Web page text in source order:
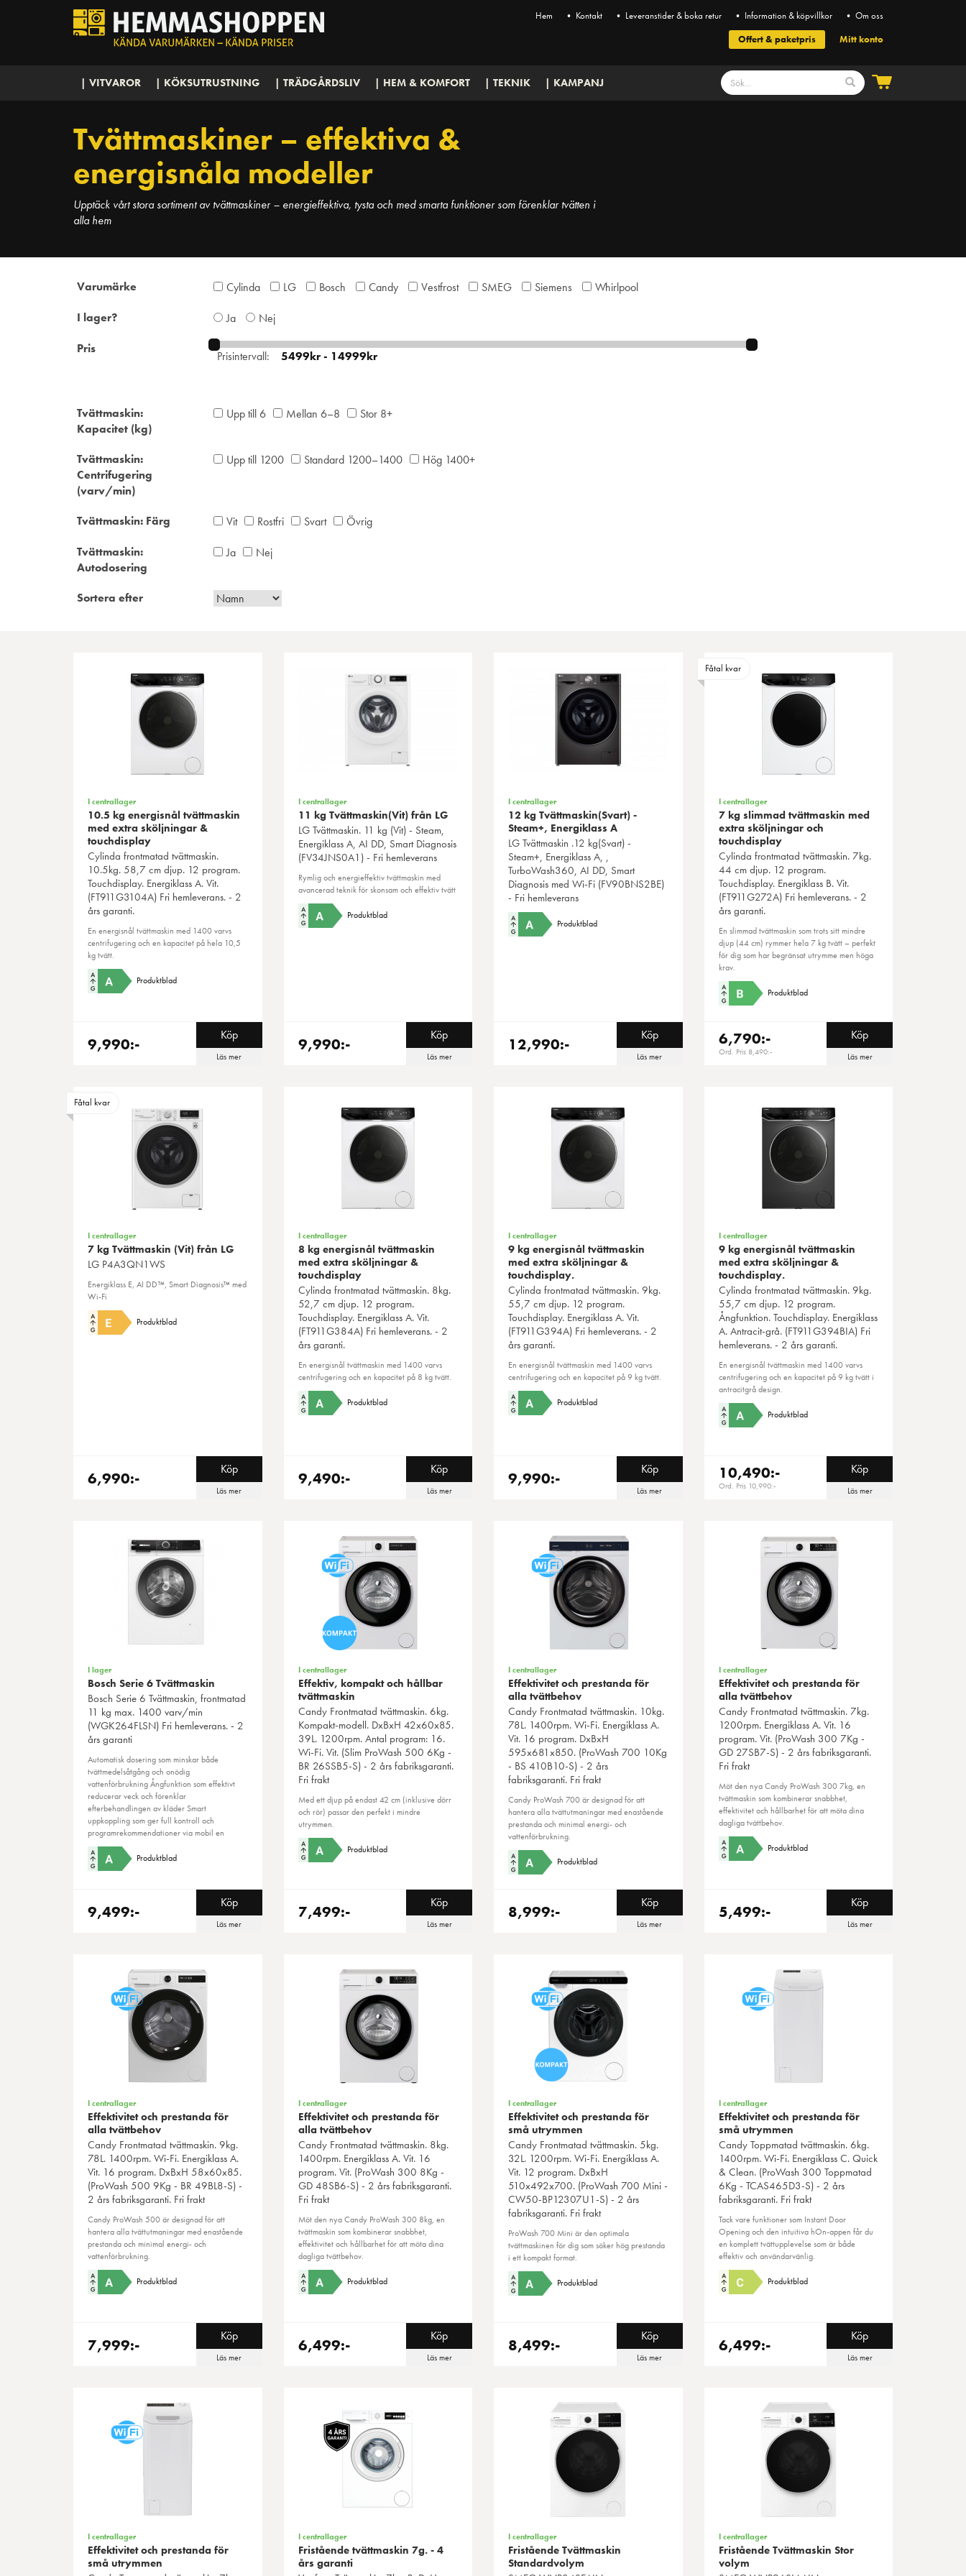
Hem • Kontakt • Leveranstider & boka retur • Information & köpvillkor
• Om oss
Offert & paketpris
Mitt konto
| VITVAROR | KÖKSUTRUSTNING | TRÄDGÅRDSLIV | HEM & KOMFORT | TEKNIK | KAMPANJ
Tvättmaskiner – effektiva &
energisnåla modeller
Upptäck vårt stora sortiment av tvättmaskiner – energieffektiva, tysta och med smarta funktioner som förenklar tvätten i
alla hem
Varumärke Cylinda LG Bosch Candy Vestfrost SMEG Siemens
Whirlpool
I lager?
Ja
Nej
Pris
Prisintervall:
Tvättmaskin:
Kapacitet (kg)
Upp till 6 Mellan 6–8 Stor 8+
Tvättmaskin:
Centrifugering
(varv/min)
Upp till 1200 Standard 1200–1400 Hög 1400+
Tvättmaskin: Färg Vit Rostfri Svart
Övrig
Tvättmaskin:
Autodosering
Ja Nej
Sortera efter
I centrallager
10.5 kg energisnål tvättmaskin
med extra sköljningar &
touchdisplay
Cylinda frontmatad tvättmaskin.
10.5kg. 58,7 cm djup. 12 program.
Touchdisplay. Energiklass A. Vit.
(FT911G3104A) Fri hemleverans. - 2
års garanti.
En energisnål tvättmaskin med 1400 varvs
centrifugering och en kapacitet på hela 10,5
kg tvätt.
Produktblad
9,990:- Köp
Läs mer
I centrallager
11 kg Tvättmaskin(Vit) från LG
LGTvättmaskin. 11 kg (Vit) - Steam,
Energiklass A, AI DD, Smart Diagnosis
(FV34JNS0A1) - Fri hemleverans
Rymlig och energieffektiv tvättmaskin med
avancerad teknik för skonsam och effektiv tvätt
Produktblad
9,990:- Köp
Läs mer
I centrallager
12 kg Tvättmaskin(Svart) -
Steam+, Energiklass A
LG Tvättmaskin .12 kg(Svart) -
Steam+, Energiklass A, ,
TurboWash360, AI DD, Smart
Diagnosis med Wi-Fi (FV90BNS2BE)
- Fri hemleverans
Produktblad
12,990:- Köp
Läs mer
Fåtal kvar
I centrallager
7 kg slimmad tvättmaskin med
extra sköljningar och
touchdisplay
Cylinda frontmatad tvättmaskin. 7kg.
44 cm djup. 12 program.
Touchdisplay. Energiklass B. Vit.
(FT911G272A) Fri hemleverans. - 2
års garanti.
En slimmad tvättmaskin som trots sitt mindre
djup (44 cm) rymmer hela 7 kg tvätt – perfekt
för dig som har begränsat utrymme men höga
krav.
Produktblad
6,790:-
Ord. Pris 8,490:-
Köp
Läs mer
Fåtal kvar
I centrallager
7 kg Tvättmaskin (Vit) från LG
LG P4A3QN1WS
Energiklass E, AI DD™, Smart Diagnosis™ med
Wi-Fi
Produktblad
6,990:- Köp
Läs mer
I centrallager
8 kg energisnål tvättmaskin
med extra sköljningar &
touchdisplay
Cylinda frontmatad tvättmaskin. 8kg.
52,7 cm djup. 12 program.
Touchdisplay. Energiklass A. Vit.
(FT911G384A) Fri hemleverans. - 2
års garanti.
En energisnål tvättmaskin med 1400 varvs
centrifugering och en kapacitet på 8 kg tvätt.
Produktblad
9,490:- Köp
Läs mer
I centrallager
9 kg energisnål tvättmaskin
med extra sköljningar &
touchdisplay.
Cylinda frontmatad tvättmaskin. 9kg.
55,7 cm djup. 12 program.
Touchdisplay. Energiklass A. Vit.
(FT911G394A) Fri hemleverans. - 2
års garanti.
En energisnål tvättmaskin med 1400 varvs
centrifugering och en kapacitet på 9 kg tvätt.
Produktblad
9,990:- Köp
Läs mer
I centrallager
9 kg energisnål tvättmaskin
med extra sköljningar &
touchdisplay.
Cylinda frontmatad tvättmaskin. 9kg.
55,7 cm djup. 12 program.
Ångfunktion. Touchdisplay. Energiklass
A. Antracit-grå. (FT911G394BIA) Fri
hemleverans. - 2 års garanti.
En energisnål tvättmaskin med 1400 varvs
centrifugering och en kapacitet på 9 kg tvätt i
antracitgrå design.
Produktblad
10,490:-
Ord. Pris 10,990:-
Köp
Läs mer
I lager
Bosch Serie 6 Tvättmaskin
Bosch Serie 6 Tvättmaskin, frontmatad
11 kg max. 1400 varv/min
(WGK264FLSN) Fri hemleverans. - 2
års garanti
Automatisk dosering som minskar både
tvättmedelsåtgång och onödig
vattenförbrukning Ångfunktion som effektivt
reducerar veck och förenklar
efterbehandlingen av kläder Smart
uppkoppling som ger full kontroll och
programrekommendationer via mobil en
Produktblad
9,499:- Köp
Läs mer
I centrallager
Effektiv, kompakt och hållbar
tvättmaskin
CandyFrontmatad tvättmaskin. 6kg.
Kompakt-modell. DxBxH 42x60x85.
39L. 1200rpm. Antal program: 16.
Wi-Fi. Vit. (Slim ProWash 500 6Kg -
BR 26SSB5-S) - 2 års fabriksgaranti.
Fri frakt
Med ett djup på endast 42 cm (inklusive dörr
och rör) passar den perfekt i mindre
utrymmen.
Produktblad
7,499:- Köp
Läs mer
I centrallager
Effektivitet och prestanda för
alla tvättbehov
Candy Frontmatad tvättmaskin. 10kg.
78L. 1400rpm. Wi-Fi. Energiklass A.
Vit. 16 program. DxBxH
595x681x850. (ProWash 700 10Kg
- BS 410B10-S) - 2 års
fabriksgaranti. Fri frakt
Candy ProWash 700 är designad för att
hantera alla tvättutmaningar med enastående
prestanda och minimal energi- och
vattenförbrukning.
Produktblad
8,999:- Köp
Läs mer
I centrallager
Effektivitet och prestanda för
alla tvättbehov
CandyFrontmatad tvättmaskin. 7kg.
1200rpm. Energiklass A. Vit. 16
program. Vit. (ProWash 300 7Kg -
GD 27SB7-S) - 2 års fabriksgaranti.
Fri frakt
Möt den nya Candy ProWash 300 7kg, en
tvättmaskin som kombinerar snabbhet,
effektivitet och hållbarhet för att möta dina
dagliga tvättbehov.
Produktblad
5,499:- Köp
Läs mer
I centrallager
Effektivitet och prestanda för
alla tvättbehov
Candy Frontmatad tvättmaskin. 9kg.
78L. 1400rpm. Wi-Fi. Energiklass A.
Vit. 16 program. DxBxH 58x60x85.
(ProWash 500 9Kg - BR 49BL8-S) -
2 års fabriksgaranti. Fri frakt
Candy ProWash 500 är designad för att
hantera alla tvättutmaningar med enastående
prestanda och minimal energi- och
vattenförbrukning.
Produktblad
7,999:- Köp
Läs mer
I centrallager
Effektivitet och prestanda för
alla tvättbehov
CandyFrontmatad tvättmaskin. 8kg.
1400rpm. Energiklass A. Vit. 16
program. Vit. (ProWash 300 8Kg -
GD 48SB6-S) - 2 års fabriksgaranti.
Fri frakt
Möt den nya Candy ProWash 300 8kg, en
tvättmaskin som kombinerar snabbhet,
effektivitet och hållbarhet för att möta dina
dagliga tvättbehov.
Produktblad
6,499:- Köp
Läs mer
I centrallager
Effektivitet och prestanda för
små utrymmen
Candy Frontmatad tvättmaskin. 5kg.
32L. 1200rpm. Wi-Fi. Energiklass A.
Vit. 12 program. DxBxH
510x492x700. (ProWash 700 Mini -
CW50-BP12307U1-S) - 2 års
fabriksgaranti. Fri frakt
ProWash 700 Mini är den optimala
tvättmaskinen för dig som söker hög prestanda
i ett kompakt format.
Produktblad
8,499:- Köp
Läs mer
I centrallager
Effektivitet och prestanda för
små utrymmen
CandyToppmatad tvättmaskin. 6kg.
1400rpm. Wi-Fi. Energiklass C. Quick
& Clean. (ProWash 300 Toppmatad
6Kg - TCAS465D3-S) - 2 års
fabriksgaranti. Fri frakt
Tack vare funktioner som Instant Door
Opening och den intuitiva hOn-appen får du
en komplett tvättupplevelse som är både
effektiv och användarvänlig.
Produktblad
6,499:- Köp
Läs mer
I centrallager
Effektivitet och prestanda för
små utrymmen
I centrallager
Fristående tvättmaskin 7g. - 4
års garanti
I centrallager
Fristående Tvättmaskin
Standardvolym
I centrallager
Fristående Tvättmaskin Stor
volym